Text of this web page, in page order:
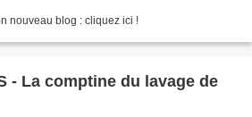
nouveau blog : cliquez ici !
- La comptine du lavage de